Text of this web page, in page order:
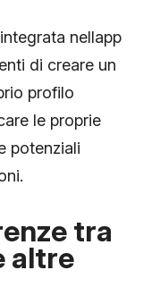
nellapp
di creare un
profilo
le proprie
potenziali
tra
altre